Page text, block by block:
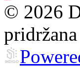
© 2026
pridržana